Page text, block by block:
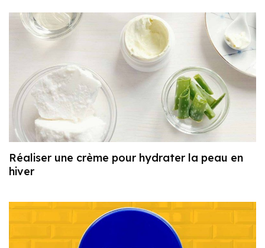
Réaliser une crème pour hydrater la peau en
hiver